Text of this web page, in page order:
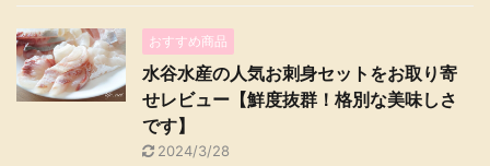
おすすめ商品
水谷水産の人気お刺身セットをお取り寄
せレビュー【鮮度抜群！格別な美味しさ
です】
2024/3/28